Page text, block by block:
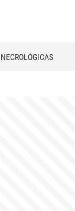
NECROLÓGICAS